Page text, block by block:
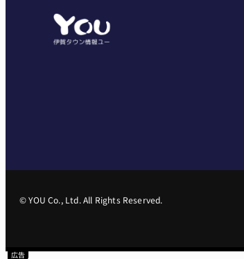
© YOU Co., Ltd. All Rights Reserved.